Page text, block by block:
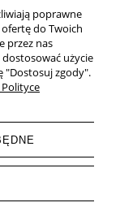
| Tel.:
381429127
poprawne
do Twoich
przez nas
użycie
"Dostosuj zgody".